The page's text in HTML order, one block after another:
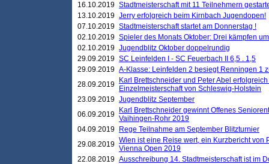
16.10.2019 Stadtmeisterschaft mit 11 Teilnehmern
13.10.2019 Jerry erfolgreich beim Kirnbach Jugendopen!
07.10.2019 Stadtmeisterschaft startet am Donnerstag !
02.10.2019 Spieler des Monats Oktober: Drei kämpfen
02.10.2019 Jugendblitz Oktober doppelrundig
29.09.2019 SC Leinfelden I - SC Feuerbach II 6,5 . 1,5
29.09.2019 A-Klasse: Leinfelden 2 besiegt Renningen 1
28.09.2019
Karl Brettschneider und Peter Abel
Einzelmeisterschaft von Schleswig-Holstein
23.09.2019 Jugendblitz September
06.09.2019
Karl Brettschneider gewinnt Offenes
Vaihingen-Rohr 2019
04.09.2019
Rege Teilnahme am September Blitzturnier
29.08.2019 Wien ist eine Reise wert, ein Kurzbericht von
Vienna Open 2019
22.08.2019 Ausschreibung 14. Stadtmeisterschaft ist im